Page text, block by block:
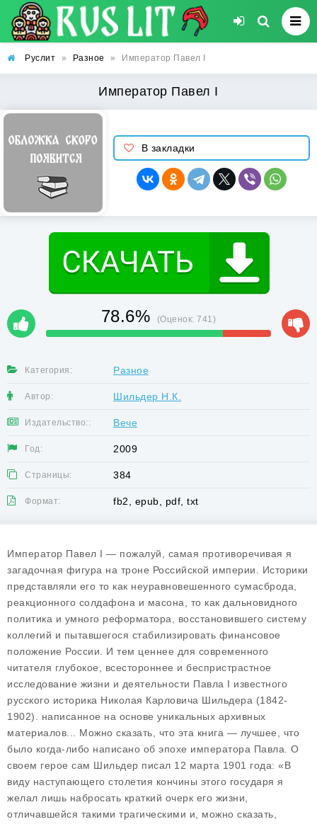
Руслит » Разное » Император Павел I
Император Павел I
В закладки
78.6% (Оценок:741)
Категория: Разное
Автор: Шильдер Н.К.
Издательство:: Вече
Год: 2009
Страницы: 384
Формат: fb2, epub, pdf, txt
Император Павел I — пожалуй, самая противоречивая я
загадочная фигура на троне Российской империи. Историки
представляли его то как неуравновешенного сумасброда,
реакционного солдафона и масона, то как дальновидного
политика и умного реформатора, восстановившего систему
коллегий и пытавшегося стабилизировать финансовое
положение России. И тем ценнее для современного
читателя глубокое, всестороннее и беспристрастное
исследование жизни и деятельности Павла I известного
русского историка Николая Карловича Шильдера (1842-
1902). написанное на основе уникальных архивных
материалов... Можно сказать, что эта книга — лучшее, что
было когда-либо написано об эпохе императора Павла. О
своем герое сам Шильдер писал 12 марта 1901 года: «В
виду наступающего столетия кончины этого государя я
желал лишь набросать краткий очерк его жизни,
отличавшейся такими трагическими и, можно сказать,